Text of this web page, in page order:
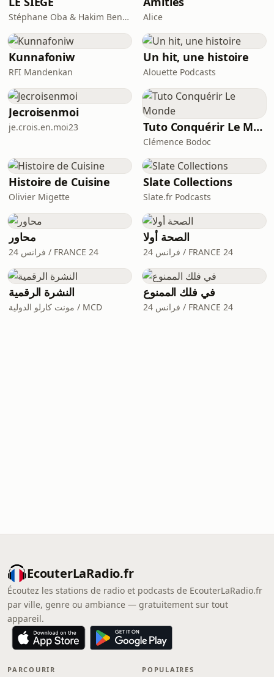
sait-on réellement de son d
Stéphane Oba & Hakim Benbadra Alice
Kunnafoniw
RFI Mandenkan
Un hit, une histoire
Alouette Podcasts
Jecroisenmoi
je.crois.en.moi23 Tuto Conquérir Le Monde
Clémence Bodoc
Histoire de Cuisine
Olivier Migette
Slate Collections
Slate.fr Podcasts
محاور
فرانس 24 / FRANCE 24
الصحة أولا
فرانس 24 / FRANCE 24
النشرة الرقمية
مونت كارلو الدولية / MCD
في فلك الممنوع
فرانس 24 / FRANCE 24
EcouterLaRadio.fr
Écoutez les stations de radio et podcasts de EcouterLaRadio.fr
par ville, genre ou ambiance — gratuitement sur tout
appareil.
PARCOURIR POPULAIRES